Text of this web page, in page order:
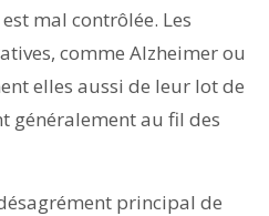
mal contrôlée. Les
comme Alzheimer ou
elles aussi de leur lot de
généralement au fil des
principal de